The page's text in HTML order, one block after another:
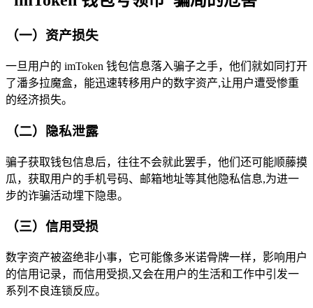
（一）资产损失
一旦用户的 imToken 钱包信息落入骗子之手，他们就如同打开
了潘多拉魔盒，能迅速转移用户的数字资产,让用户遭受惨重
的经济损失。
（二）隐私泄露
骗子获取钱包信息后，往往不会就此罢手，他们还可能顺藤摸
瓜，获取用户的手机号码、邮箱地址等其他隐私信息,为进一
步的诈骗活动埋下隐患。
（三）信用受损
数字资产被盗绝非小事，它可能像多米诺骨牌一样，影响用户
的信用记录，而信用受损,又会在用户的生活和工作中引发一
系列不良连锁反应。